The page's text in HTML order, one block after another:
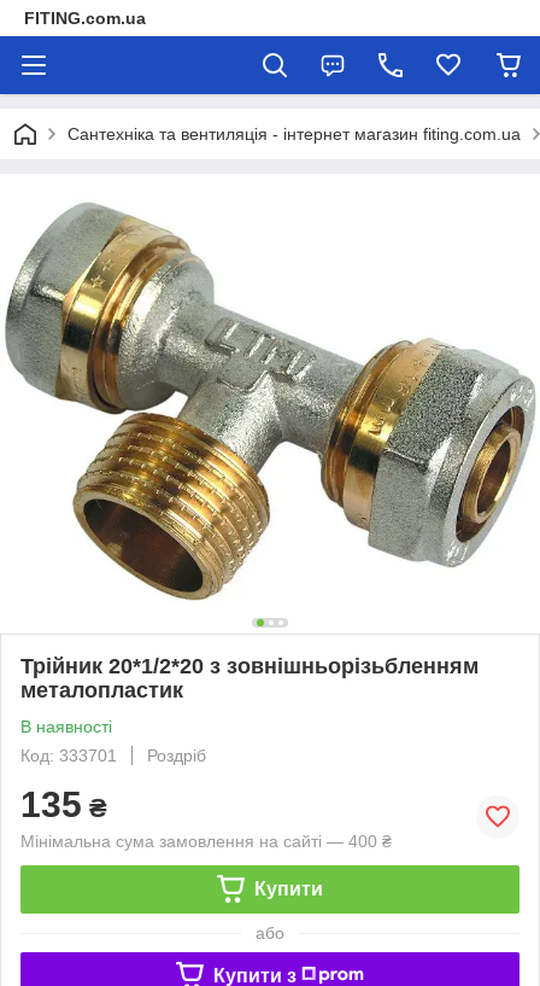
FITING.com.ua
Сантехніка та вентиляція - інтернет магазин fiting.com.ua
Трійник 20*1/2*20 з зовнішньорізьбленням
металопластик
В наявності
Код: 333701
Роздріб
135 ₴
Мінімальна сума замовлення на сайті — 400 ₴
Купити
або
Купити з